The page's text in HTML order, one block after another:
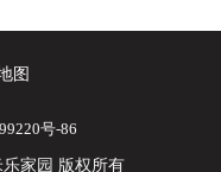
图
号-86
家园 版权所有